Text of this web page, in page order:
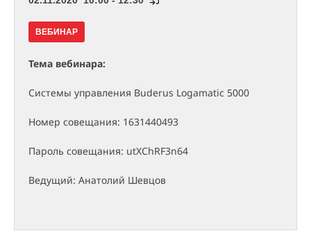
ВЕБИНАР
Тема вебинара:
Системы управления Buderus Logamatic 5000
Номер совещания: 1631440493
Пароль совещания: utXChRF3n64
Ведущий: Анатолий Шевцов